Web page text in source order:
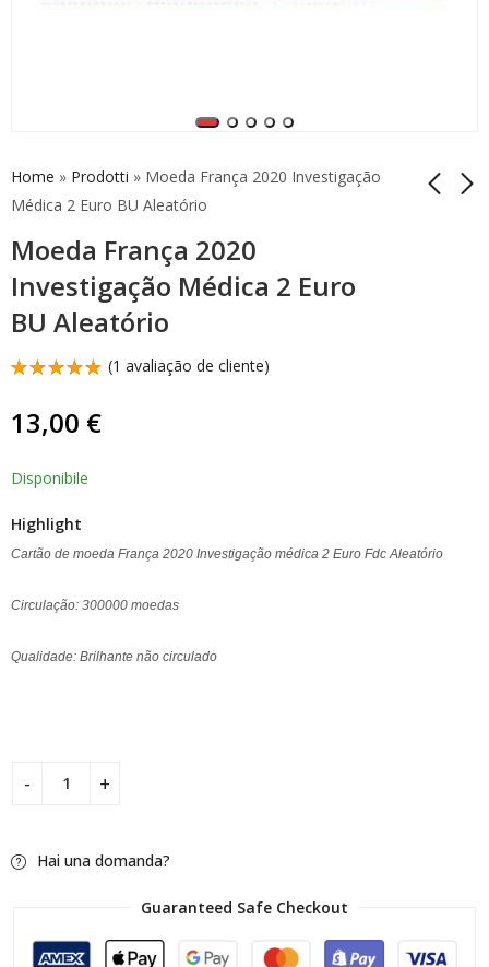
Home » Prodotti » Moeda França 2020 Investigação
Médica 2 Euro BU Aleatório
Moeda França 2020
Investigação Médica 2 Euro
BU Aleatório
Luxemburgo 2020
Príncipe Carlos em
Eslovénia 2020 Adam
Bohorič
em 5 com
base em
de
cliente
(1 avaliação de cliente)
13,00 €
Disponibile
Highlight
Cartão de moeda França 2020 Investigação médica 2 Euro Fdc Aleatório
Circulação: 300000 moedas
Qualidade: Brilhante não circulado
Hai una domanda?
Guaranteed Safe Checkout